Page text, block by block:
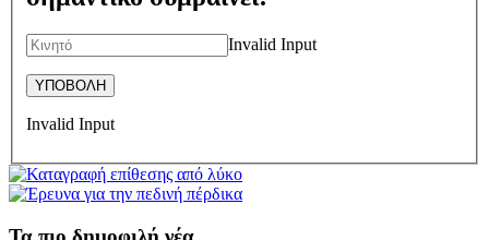
Invalid Input
Invalid Input